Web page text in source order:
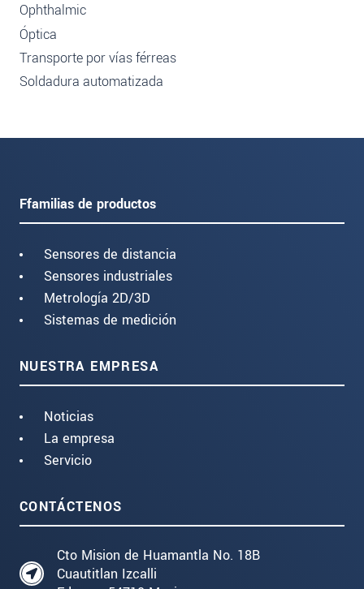
Ophthalmic
Óptica
Transporte por vías férreas
Soldadura automatizada
Ffamilias de productos
Sensores de distancia
Sensores industriales
Metrología 2D/3D
Sistemas de medición
NUESTRA EMPRESA
Noticias
La empresa
Servicio
CONTÁCTENOS
Cto Mision de Huamantla No. 18B
Cuautitlan Izcalli